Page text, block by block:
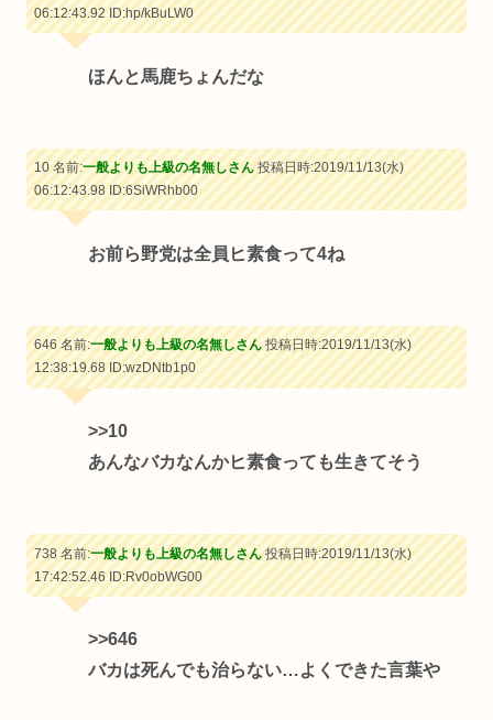
06:12:43.92ID:hp/kBuLW0
ほんと馬鹿ちょんだな
10 名前:一般よりも上級の名無しさん投稿日時:2019/11/13(水)
06:12:43.98ID:6SiWRhb00
お前ら野党は全員ヒ素食って4ね
646 名前:一般よりも上級の名無しさん投稿日時:2019/11/13(水)
12:38:19.68ID:wzDNtb1p0
>>10
あんなバカなんかヒ素食っても生きてそう
738 名前:一般よりも上級の名無しさん投稿日時:2019/11/13(水)
17:42:52.46ID:Rv0obWG00
>>646
バカは死んでも治らない…よくできた言葉や